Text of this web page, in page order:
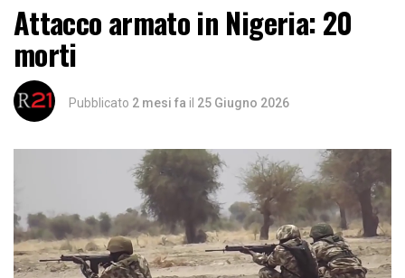
Attacco armato in Nigeria: 20
morti
Pubblicato 2 mesi fa il 25 Giugno 2026